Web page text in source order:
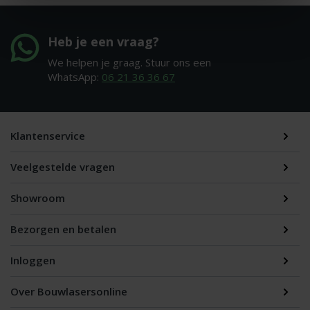
Heb je een vraag?
We helpen je graag. Stuur ons een
WhatsApp: 06 21 36 36 67
Klantenservice
Veelgestelde vragen
Showroom
Bezorgen en betalen
Inloggen
Over Bouwlasersonline